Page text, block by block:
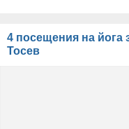
4 посещения на йога
Тосев